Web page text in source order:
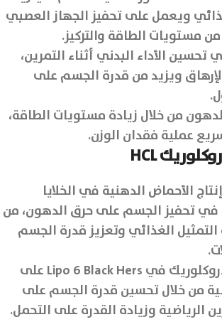
ويعمل على تحفيز الجهاز العصبي
مستويات الطاقة والتركيز.
الأداء البدني أثناء التمرين،
ويزيد من قدرة الجسم على
من خلال زيادة مستويات الطاقة،
عملية فقدان الوزن.
الأحماض الدهنية في الخلايا
تحفيز الجسم على حرق الدهون، من
الغذائي وتعزيز قدرة الجسم
يعمل حمض الهيدروكلوريك في Lipo 6 Black Hers على
من خلال تحسين قدرة الجسم على
الرياضية وزيادة القدرة على التحمل.